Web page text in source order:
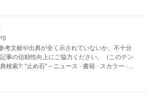
ミス・出来事」（英語
な見落とされた出来事」）が
ることを目指してい
一般に、プレイヤーが交互にタイルを置く形で
既に置かれているタイルに隣接するようにタイ
またいで同じ色の経路が連続するようにする。
J. Gilbert が開発し、ThinkFun が2008年に発売
ムの名称でもある。20
考文献や出典が全く示されていないか、不十分
事の信頼性向上にご協力ください。（このテン
検索?: "止め石" – ニュース · 書籍 · スカラー ·
· dlib.jp · ジャパンサーチ · TWL (2017年8月) 止め
は、日本庭園や神社仏閣の境内において、立ち